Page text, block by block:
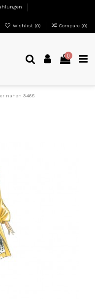
Wishlist (0) Compare (0)
0
nähen 3468